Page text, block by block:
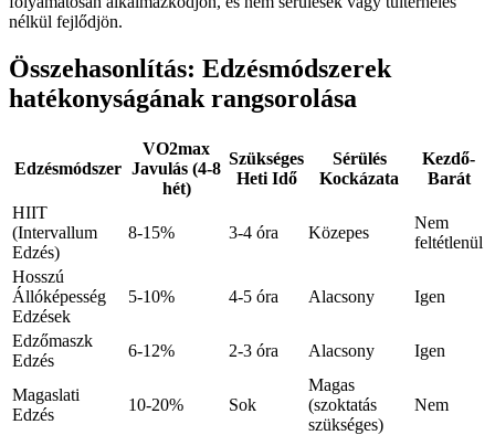
nélkül fejlődjön.
Összehasonlítás: Edzésmódszerek
hatékonyságának rangsorolása
Edzésmódszer
VO2max
Javulás (4-8
hét)
Szükséges
Heti Idő
Sérülés
Kockázata
Kezdő-
Barát
HIIT
(Intervallum
Edzés)
8-15% 3-4 óra Közepes
Nem
feltétlenül
Hosszú
Állóképesség
Edzések
5-10% 4-5 óra Alacsony Igen
Edzőmaszk
Edzés
6-12% 2-3 óra Alacsony Igen
Magaslati
Edzés
10-20% Sok
Magas
(szoktatás
szükséges)
Nem